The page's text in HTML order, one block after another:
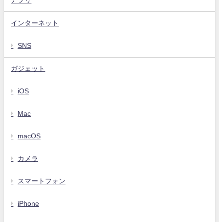
インターネット
SNS
ガジェット
iOS
Mac
macOS
カメラ
スマートフォン
iPhone